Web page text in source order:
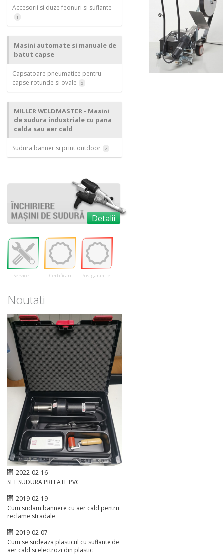
Accesorii si duze feonuri si suflante
1
Masini automate si manuale de
batut capse
Capsatoare pneumatice pentru
capse rotunde si ovale
2
MILLER WELDMASTER - Masini
de sudura industriale cu pana
calda sau aer cald
Sudura banner si print outdoor 2
Detalii
Service Certificari Postgarantie
Noutati
2022-02-16
SET SUDURA PRELATE PVC
2019-02-19
Cum sudam bannere cu aer cald pentru
reclame stradale
2019-02-07
Cum se sudeaza plasticul cu suflante de
aer cald si electrozi din plastic